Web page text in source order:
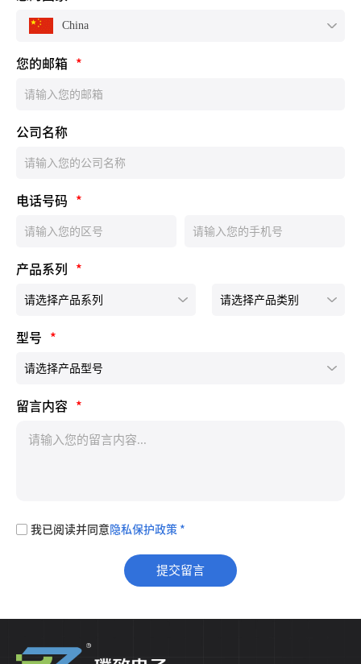
China
您的邮箱 *
公司名称
电话号码 *
产品系列 *
型号 *
留言内容 *
我已阅读并同意 隐私保护政策 *